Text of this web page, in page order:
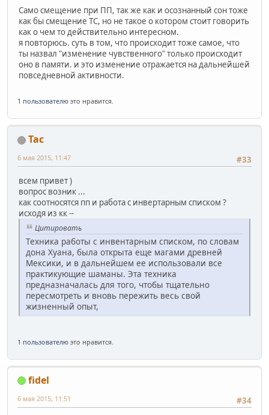
Само смещение при ПП, так же как и осознанный сон тоже
как бы смещение ТС, но не такое о котором стоит говорить
как о чем то действительно интересном.
я повторюсь. суть в том, что происходит тоже самое, что
ты назвал "изменение чувственного" только происходит
оно в памяти. и это изменение отражается на дальнейшей
повседневной активности.
1 пользователю это нравится.
Tac
#33
6 мая 2015, 11:47
всем привет )
вопрос возник ...
как соотносятся пп и работа с инвертарным списком ?
исходя из кк --
Цитировать
Техника работы с инвентарным списком, по словам
дона Хуана, была открыта еще магами древней
Мексики, и в дальнейшем ее использовали все
практикующие шаманы. Эта техника
предназначалась для того, чтобы тщательно
пересмотреть и вновь пережить весь свой
жизненный опыт,
1 пользователю это нравится.
fidel
#34
6 мая 2015, 11:51